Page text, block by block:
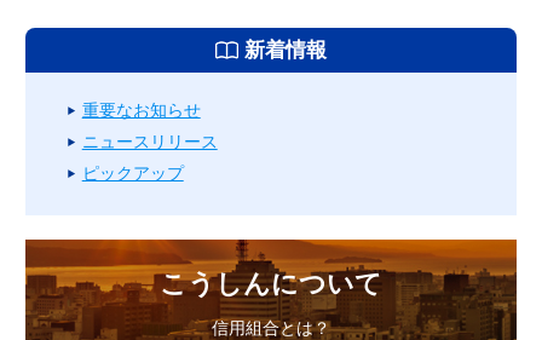
新着情報
重要なお知らせ
ニュースリリース
ピックアップ
こうしんについて
信用組合とは？